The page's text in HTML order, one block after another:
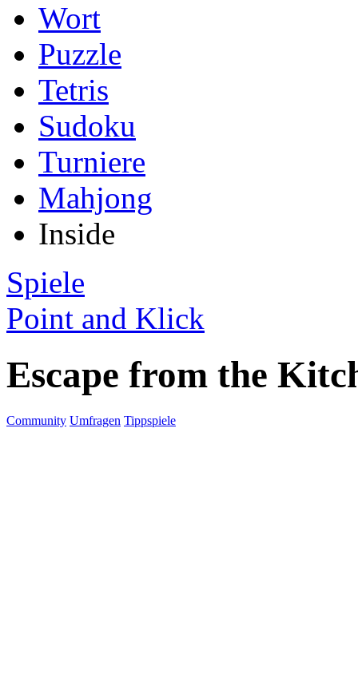
Wort
Puzzle
Tetris
Sudoku
Turniere
Mahjong
Inside
Spiele
Point and Klick
Escape from the
Community Umfragen Tippspiele